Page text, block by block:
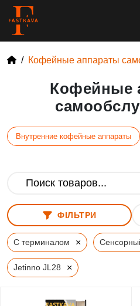
Кофейные аппараты
Кофейные
Внутренние кофейные аппараты
ФІЛЬТРИ
С терминалом ×
Jetinno JL28 ×